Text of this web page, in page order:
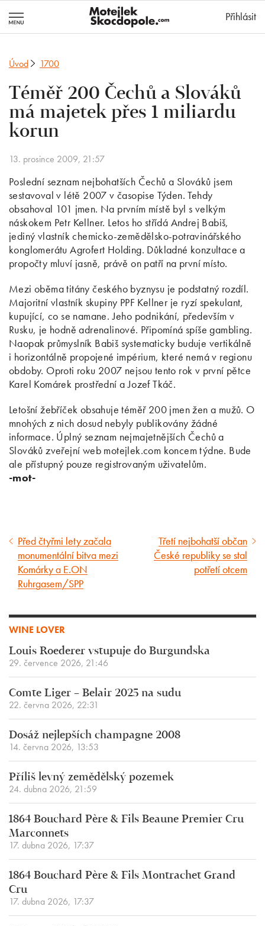
Přihlásit
Úvod 1700
Téměř 200 Čechů a Slováků
má majetek přes 1 miliardu
korun
13. prosince 2009, 21:57
Poslední seznam nejbohatších Čechů a Slováků jsem
sestavoval v létě 2007 v časopise Týden. Tehdy
obsahoval 101 jmen. Na prvním místě byl s velkým
náskokem Petr Kellner. Letos ho střídá Andrej Babiš,
jediný vlastník chemicko-zemědělsko-potravinářského
konglomerátu Agrofert Holding. Důkladné konzultace a
propočty mluví jasně, právě on patří na první místo.
Mezi oběma titány českého byznysu je podstatný rozdíl.
Majoritní vlastník skupiny PPF Kellner je ryzí spekulant,
kupující, co se namane. Jeho podnikání, především v
Rusku, je hodně adrenalinové. Připomíná spíše gambling.
Naopak průmyslník Babiš systematicky buduje vertikálně
i horizontálně propojené impérium, které nemá v regionu
obdoby. Oproti roku 2007 nejsou tento rok v první pětce
Karel Komárek prostřední a Jozef Tkáč.
Letošní žebříček obsahuje téměř 200 jmen žen a mužů. O
mnohých z nich dosud nebyly publikovány žádné
informace. Úplný seznam nejmajetnějších Čechů a
Slováků zveřejní web motejlek.com koncem týdne. Bude
ale přístupný pouze registrovaným uživatelům.
-mot-
Předcházející
článek
Před čtyřmi lety začala
monumentální bitva mezi
Komárky a E.ON
Ruhrgasem/SPP
Následující
článek
Třetí nejbohatší občan
České republiky se stal
potřetí otcem
WINE LOVER
Louis Roederer vstupuje do Burgundska
29. července 2026, 21:46
Comte Liger – Belair 2025 na sudu
22. června 2026, 22:31
Dosáž nejlepších champagne 2008
14. června 2026, 13:53
Příliš levný zemědělský pozemek
24. dubna 2026, 21:59
1864 Bouchard Père & Fils Beaune Premier Cru
Marconnets
17. dubna 2026, 17:37
1864 Bouchard Père & Fils Montrachet Grand
Cru
17. dubna 2026, 17:37